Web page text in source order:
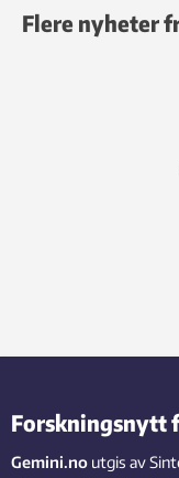
Flere nyheter
Forskningsnytt
Gemini.no utgis av